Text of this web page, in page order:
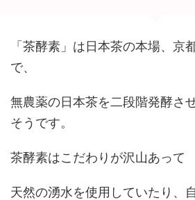
「茶酵素」は日本茶の本場、京
で、
無農薬の日本茶を二段階発酵さ
そうです。
茶酵素はこだわりが沢山あって
天然の湧水を使用していたり、